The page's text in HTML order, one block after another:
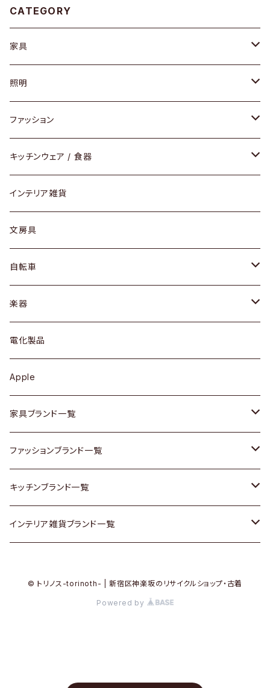
CATEGORY
家具
ソファ / ベンチ
チェア / スツール
ダイニングセット / ダイニングテーブル
ローテーブル / サイドテーブル
デスク / コンソール
ドレッサー
シェルフ
キュリオケース / 飾り棚
カップボード / 食器棚
チェスト
その他家具
Vintageヴィンテージ / Antiqueアンティーク
Designers / デザイナーズ
照明
ペンダントライト
テーブルランプ / デスクスタンド
フロアライト
ファッション
アクセサリー
リング
ピアス / イヤリング
財布
バッグ
アウター
トップス
ワンピース
ボトムス
靴
スカーフ
腕時計
Vintage / ヴィンテージ
キッチンウェア / 食器
グラス / タンブラー
カップ / マグ
プレート / ボウル
カトラリー
ケトル / ティーポット
鍋 / フライパン
Vintage / ヴィンテージ
銀製品
和物 / 作家物
その他キッチン雑貨
インテリア雑貨
文房具
自転車
dahon
楽器
ギター
ベース
その他楽器
電化製品
Apple
家具ブランド一覧
ACME Furniture / アクメ ファニチャー
ACTUS / アクタス
arflex / アルフレックス
ファッションブランド一覧
agnes b / アニエス ベー
BALLY / バリー
キッチンブランド一覧
ARABIA / アラビア
インテリア雑貨ブランド一覧
© トリノス-torinoth- | 新宿区神楽坂のリサイクルショップ・古着
Powered by